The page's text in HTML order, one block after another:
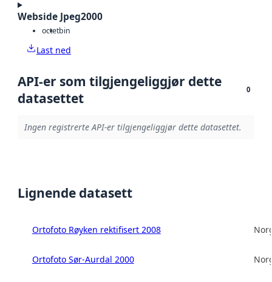
Webside Jpeg2000
octetbin
Last ned
API-er som tilgjengeliggjør dette
datasettet
0
Ingen registrerte API-er tilgjengeliggjør dette datasettet.
Lignende datasett
Ortofoto Røyken rektifisert 2008
Ortofoto Sør-Aurdal 2000